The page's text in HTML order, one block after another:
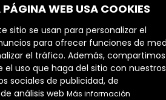
PÁGINA WEB USA COOKIES
sitio se usan para personalizar el
para ofrecer funciones de
el tráfico. Además, compartimos
el uso que haga del sitio con nuestros
sociales de publicidad, de
análisis web Más información